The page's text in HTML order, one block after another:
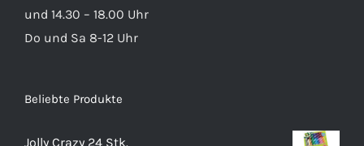
und 14.30 – 18.00 Uhr
Do und Sa 8-12 Uhr
Beliebte Produkte
Jolly Crazy 24 Stk.